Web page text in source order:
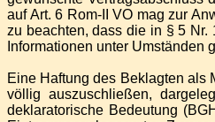
auf Art. 6 Rom-II­ VO mag zur
zu beachten, dass die in § 5
Informationen unter Umständen
Eine Haftung des Beklagten als
völlig auszuschließen,
deklaratorische Bedeutung